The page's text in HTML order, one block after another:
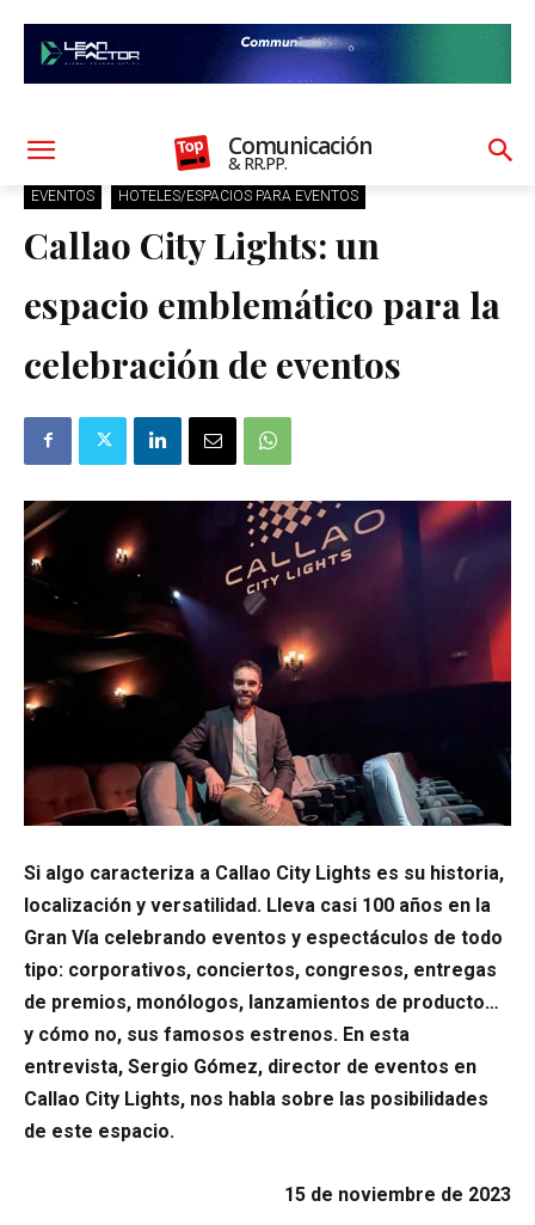
Comunicación
& RR.PP.
EVENTOS HOTELES/ESPACIOS PARA EVENTOS
Callao City Lights: un
espacio emblemático para la
celebración de eventos
Si algo caracteriza a Callao City Lights es su historia,
localización y versatilidad. Lleva casi 100 años en la
Gran Vía celebrando eventos y espectáculos de todo
tipo: corporativos, conciertos, congresos, entregas
de premios, monólogos, lanzamientos de producto…
y cómo no, sus famosos estrenos. En esta
entrevista, Sergio Gómez, director de eventos en
Callao City Lights, nos habla sobre las posibilidades
de este espacio.
15 de noviembre de 2023